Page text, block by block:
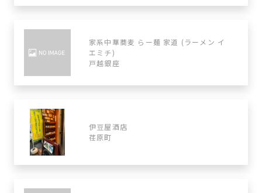
家系中華蕎麦 らー麺 家道 (ラーメン イ
エミチ)
戸越銀座
伊豆屋酒店
荏原町